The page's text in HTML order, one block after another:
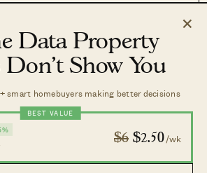
×
Data Property
Show You
smart homebuyers making better decisions
BEST VALUE
$6 $2.50/wk
市场动态
案例分析
资讯
屋主故事
住宅导览